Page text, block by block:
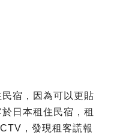
宿，因為可以更貼
日本租住民宿，租
，發現租客謊報